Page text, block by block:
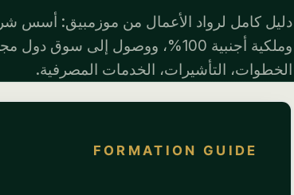
وملكية أجنبية 100%، ووصول إلى
الخطوات، التأشيرات، الخدمات المصرفية.